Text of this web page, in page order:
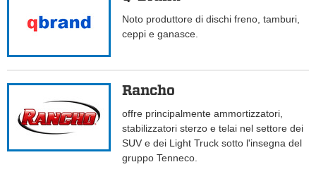
Noto produttore di dischi freno, tamburi,
ceppi e ganasce.
Rancho
offre principalmente ammortizzatori,
stabilizzatori sterzo e telai nel settore dei
SUV e dei Light Truck sotto l'insegna del
gruppo Tenneco.